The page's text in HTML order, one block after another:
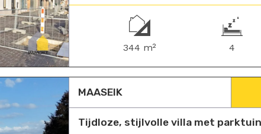
344 m² 4
MAASEIK
Tijdloze, stijlvolle villa met